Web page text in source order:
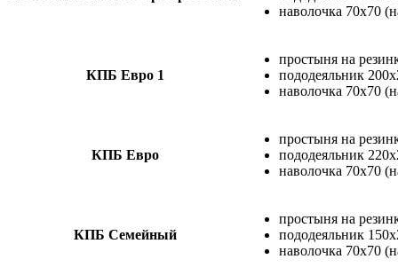
наволочка 70х70
КПБ Евро 1
простыня на
пододеяльник
наволочка 70х70
КПБ Евро
простыня на
пододеяльник
наволочка 70х70
КПБ Семейный
простыня на
пододеяльник
наволочка 70х70